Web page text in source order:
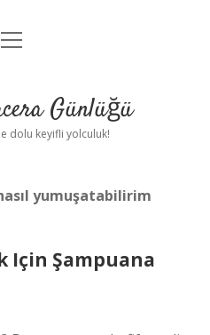
Uyarı
menüyü
Günlüğü
dolu keyifli yolculuk!
yumuşatabilirim
Için Şampuana